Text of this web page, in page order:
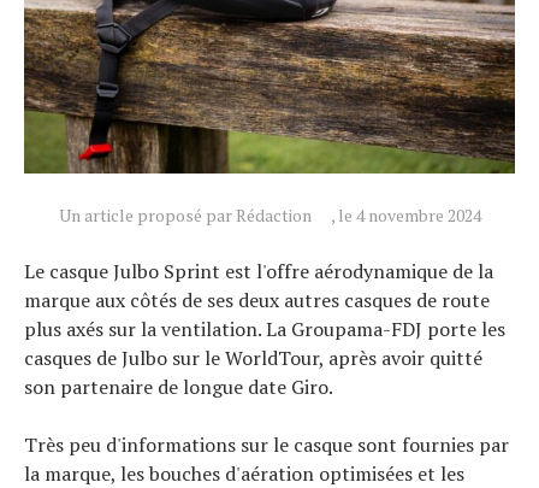
Un article proposé par Rédaction , le 4 novembre 2024
Le casque Julbo Sprint est l'offre aérodynamique de la
marque aux côtés de ses deux autres casques de route
plus axés sur la ventilation. La Groupama-FDJ porte les
casques de Julbo sur le WorldTour, après avoir quitté
son partenaire de longue date Giro.
Très peu d'informations sur le casque sont fournies par
la marque, les bouches d'aération optimisées et les